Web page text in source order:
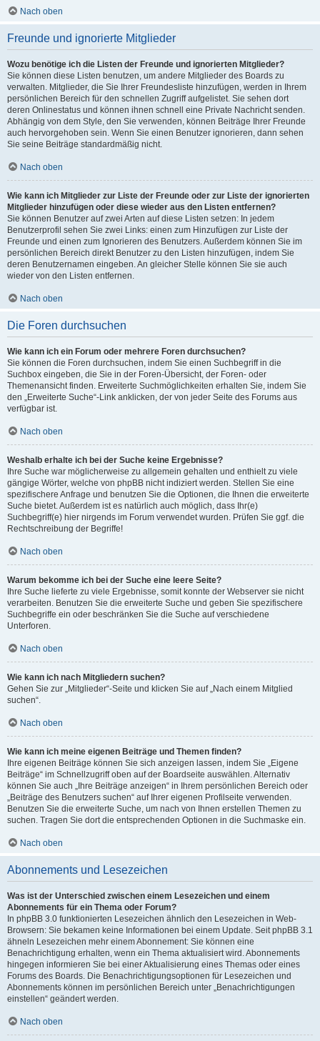
Nach oben
Freunde und ignorierte Mitglieder
Wozu benötige ich die Listen der Freunde und ignorierten Mitglieder?
Sie können diese Listen benutzen, um andere Mitglieder des Boards zu
verwalten. Mitglieder, die Sie Ihrer Freundesliste hinzufügen, werden in Ihrem
persönlichen Bereich für den schnellen Zugriff aufgelistet. Sie sehen dort
deren Onlinestatus und können ihnen schnell eine Private Nachricht senden.
Abhängig von dem Style, den Sie verwenden, können Beiträge Ihrer Freunde
auch hervorgehoben sein. Wenn Sie einen Benutzer ignorieren, dann sehen
Sie seine Beiträge standardmäßig nicht.
Nach oben
Wie kann ich Mitglieder zur Liste der Freunde oder zur Liste der ignorierten
Mitglieder hinzufügen oder diese wieder aus den Listen entfernen?
Sie können Benutzer auf zwei Arten auf diese Listen setzen: In jedem
Benutzerprofil sehen Sie zwei Links: einen zum Hinzufügen zur Liste der
Freunde und einen zum Ignorieren des Benutzers. Außerdem können Sie im
persönlichen Bereich direkt Benutzer zu den Listen hinzufügen, indem Sie
deren Benutzernamen eingeben. An gleicher Stelle können Sie sie auch
wieder von den Listen entfernen.
Nach oben
Die Foren durchsuchen
Wie kann ich ein Forum oder mehrere Foren durchsuchen?
Sie können die Foren durchsuchen, indem Sie einen Suchbegriff in die
Suchbox eingeben, die Sie in der Foren-Übersicht, der Foren- oder
Themenansicht finden. Erweiterte Suchmöglichkeiten erhalten Sie, indem Sie
den „Erweiterte Suche“-Link anklicken, der von jeder Seite des Forums aus
verfügbar ist.
Nach oben
Weshalb erhalte ich bei der Suche keine Ergebnisse?
Ihre Suche war möglicherweise zu allgemein gehalten und enthielt zu viele
gängige Wörter, welche von phpBB nicht indiziert werden. Stellen Sie eine
spezifischere Anfrage und benutzen Sie die Optionen, die Ihnen die erweiterte
Suche bietet. Außerdem ist es natürlich auch möglich, dass Ihr(e)
Suchbegriff(e) hier nirgends im Forum verwendet wurden. Prüfen Sie ggf. die
Rechtschreibung der Begriffe!
Nach oben
Warum bekomme ich bei der Suche eine leere Seite?
Ihre Suche lieferte zu viele Ergebnisse, somit konnte der Webserver sie nicht
verarbeiten. Benutzen Sie die erweiterte Suche und geben Sie spezifischere
Suchbegriffe ein oder beschränken Sie die Suche auf verschiedene
Unterforen.
Nach oben
Wie kann ich nach Mitgliedern suchen?
Gehen Sie zur „Mitglieder“-Seite und klicken Sie auf „Nach einem Mitglied
suchen“.
Nach oben
Wie kann ich meine eigenen Beiträge und Themen finden?
Ihre eigenen Beiträge können Sie sich anzeigen lassen, indem Sie „Eigene
Beiträge“ im Schnellzugriff oben auf der Boardseite auswählen. Alternativ
können Sie auch „Ihre Beiträge anzeigen“ in Ihrem persönlichen Bereich oder
„Beiträge des Benutzers suchen“ auf Ihrer eigenen Profilseite verwenden.
Benutzen Sie die erweiterte Suche, um nach von Ihnen erstellen Themen zu
suchen. Tragen Sie dort die entsprechenden Optionen in die Suchmaske ein.
Nach oben
Abonnements und Lesezeichen
Was ist der Unterschied zwischen einem Lesezeichen und einem
Abonnements für ein Thema oder Forum?
In phpBB 3.0 funktionierten Lesezeichen ähnlich den Lesezeichen in Web-
Browsern: Sie bekamen keine Informationen bei einem Update. Seit phpBB 3.1
ähneln Lesezeichen mehr einem Abonnement: Sie können eine
Benachrichtigung erhalten, wenn ein Thema aktualisiert wird. Abonnements
hingegen informieren Sie bei einer Aktualisierung eines Themas oder eines
Forums des Boards. Die Benachrichtigungsoptionen für Lesezeichen und
Abonnements können im persönlichen Bereich unter „Benachrichtigungen
einstellen“ geändert werden.
Nach oben